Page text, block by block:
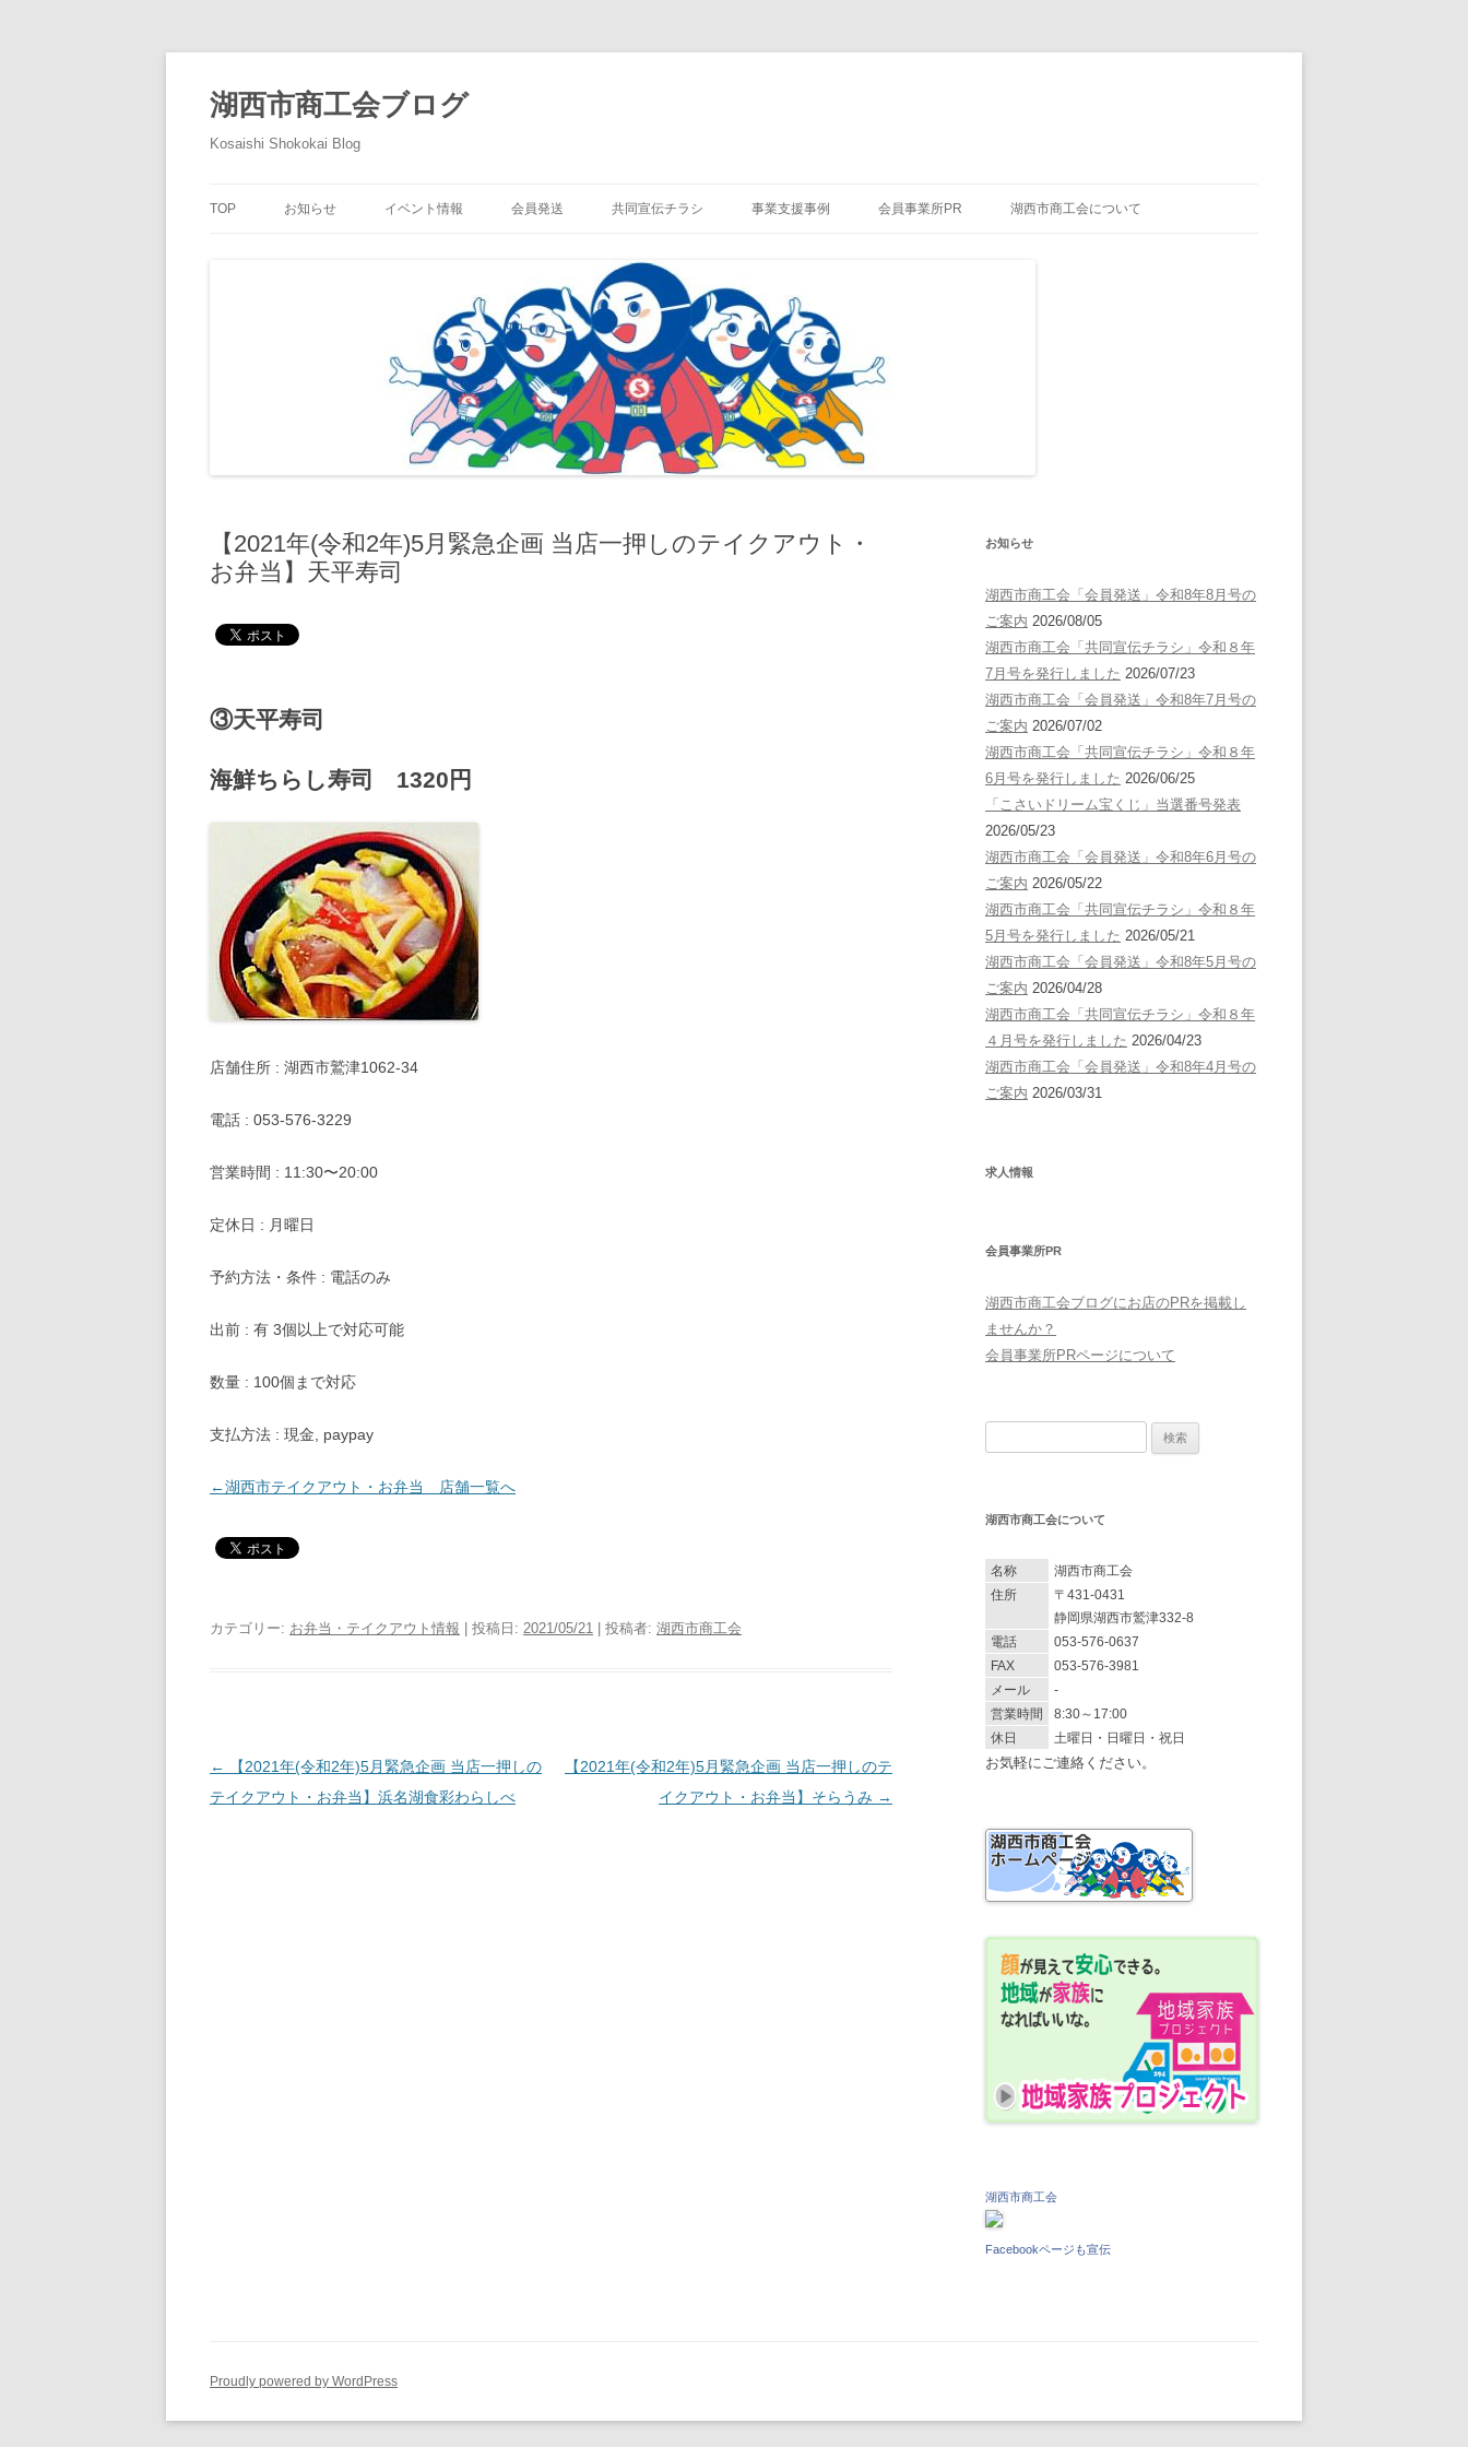
テ
ン
ツ
へ
ス
湖西市商工会ブログ
Kosaishi Shokokai Blog
TOP お知らせ イベント情報 会員発送 共同宣伝チラシ 事業支援事例 会員事業所PR 湖西市商工会について
【2021年(令和2年)5月緊急企画 当店一押しのテイクアウト・
お弁当】天平寿司
③天平寿司
海鮮ちらし寿司 1320円
店舗住所 : 湖西市鷲津1062-34
電話 : 053-576-3229
営業時間 : 11:30〜20:00
定休日 : 月曜日
予約方法・条件 : 電話のみ
出前 : 有 3個以上で対応可能
数量 : 100個まで対応
支払方法 : 現金, paypay
←湖西市テイクアウト・お弁当 店舗一覧へ
カテゴリー: お弁当・テイクアウト情報 | 投稿日: 2021/05/21 投稿者: 湖西市商工会
投
稿
←
【2021年(令和2年)5月緊急企画 当店一押しの
テイクアウト・お弁当】浜名湖食彩わらしべ
【2021年(令和2年)5月緊急企画 当店一押しのテ
イクアウト・お弁当】そらうみ →
お知らせ
湖西市商工会「会員発送」令和8年8月号の
ご案内 2026/08/05
湖西市商工会「共同宣伝チラシ」令和８年
7月号を発行しました 2026/07/23
湖西市商工会「会員発送」令和8年7月号の
ご案内 2026/07/02
湖西市商工会「共同宣伝チラシ」令和８年
6月号を発行しました 2026/06/25
「こさいドリーム宝くじ」当選番号発表
2026/05/23
湖西市商工会「会員発送」令和8年6月号の
ご案内 2026/05/22
湖西市商工会「共同宣伝チラシ」令和８年
5月号を発行しました 2026/05/21
湖西市商工会「会員発送」令和8年5月号の
ご案内 2026/04/28
湖西市商工会「共同宣伝チラシ」令和８年
４月号を発行しました 2026/04/23
湖西市商工会「会員発送」令和8年4月号の
ご案内 2026/03/31
求人情報
会員事業所PR
湖西市商工会ブログにお店のPRを掲載し
ませんか？
会員事業所PRページについて
湖西市商工会について
名称
湖西市商工会
住所
〒431-0431
静岡県湖西市鷲津332-8
電話
053-576-0637
FAX
053-576-3981
メール
-
営業時間
8:30～17:00
休日
土曜日・日曜日・祝日
お気軽にご連絡ください。
湖西市商工会
Facebookページも宣伝
Proudly powered by WordPress